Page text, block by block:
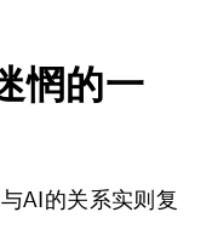
惘的一
AI的关系实则复